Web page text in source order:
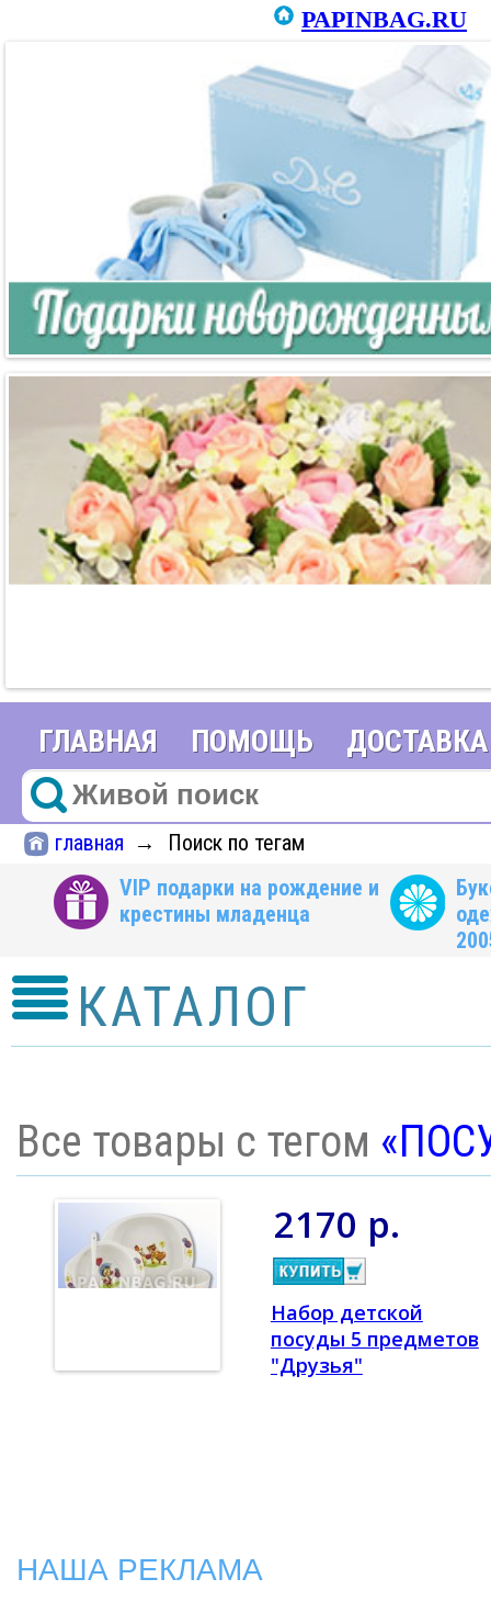
PAPINBAG.RU
ГЛАВНАЯ ПОМОЩЬ ДОСТАВКА
главная →
Поиск по тегам
VIP подарки на рождение и
крестины младенца
КАТАЛОГ
Все товары с тегом
2170 р.
Набор детской
посуды 5 предметов
"Друзья"
НАША РЕКЛАМА